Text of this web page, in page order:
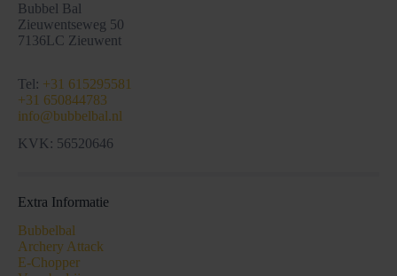
Bubbel Bal
Zieuwentseweg 50
7136LC Zieuwent
Tel: +31 615295581
+31 650844783
info@bubbelbal.nl
KVK: 56520646
Extra Informatie
Bubbelbal
Archery Attack
E-Chopper